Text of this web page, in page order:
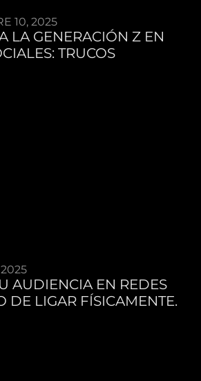
10, 2025
LA GENERACIÓN Z EN
TRUCOS
AUDIENCIA EN REDES
DE LIGAR FÍSICAMENTE.